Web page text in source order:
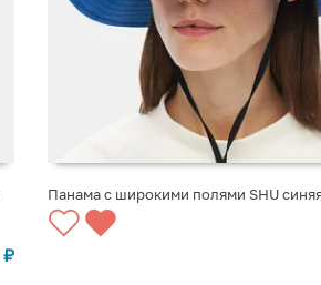
₽
СООБЩИТЬ О ПОСТУПЛЕНИИ
Панама с широкими полями SHU